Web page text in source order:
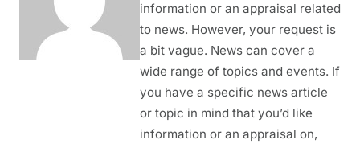
information or an appraisal related
to news. However, your request is
a bit vague. News can cover a
wide range of topics and events. If
you have a specific news article
or topic in mind that you’d like
information or an appraisal on,